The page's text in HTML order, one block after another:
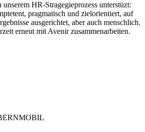
HR-Stragegieprozess unterstüzt:
pragmatisch und zielorientiert, auf
ausgerichtet, aber auch menschlich.
erneut mit Avenir zusammenarbeiten.